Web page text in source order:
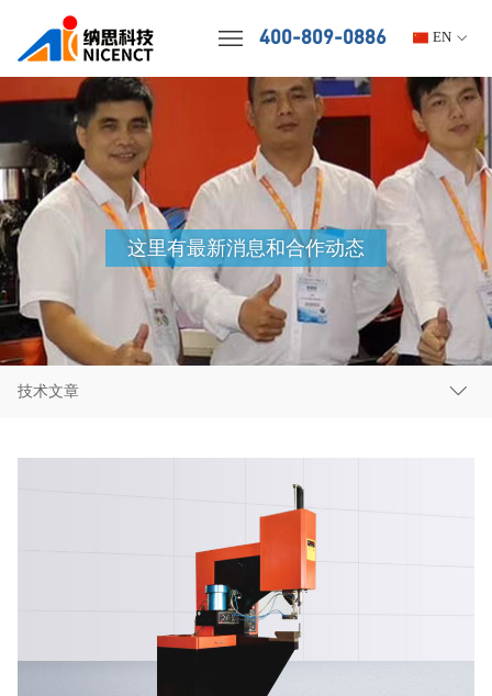
400-809-0886 EN
这里有最新消息和合作动态
技术文章